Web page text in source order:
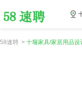
58速聘 > 十堰家具/家居用品设